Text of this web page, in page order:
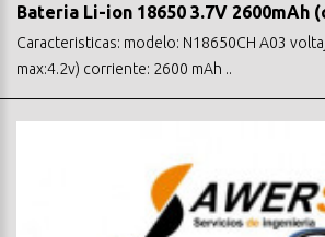
Bateria Li-ion 18650 3.7V 2600mAh
Caracteristicas: modelo: N18650CH A03
max:4.2v) corriente: 2600 mAh ..